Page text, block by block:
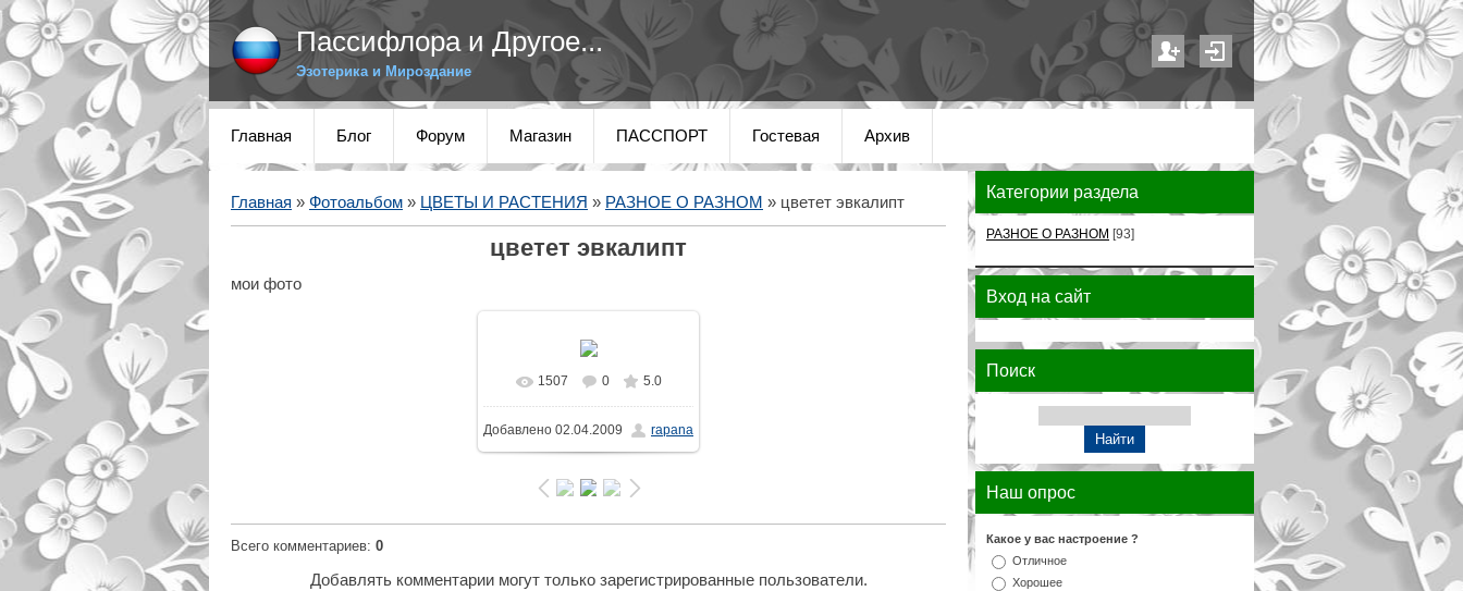
Пассифлора и Другое...
Эзотерика и Мироздание
Главная Блог Форум Магазин ПАССПОРТ Гостевая Архив
Главная » Фотоальбом » ЦВЕТЫ И РАСТЕНИЯ » РАЗНОЕ О РАЗНОМ » цветет эвкалипт
цветет эвкалипт
мои фото
В реальном размере
1280x1024/ 567.0Kb
1507 0 5.0
Добавлено 02.04.2009 rapana
Всего комментариев: 0
Добавлять комментарии могут только зарегистрированные пользователи.
Категории раздела
РАЗНОЕ О РАЗНОМ [93]
Вход на сайт
Поиск
Наш опрос
Какое у вас настроение ?
Отличное
Хорошее